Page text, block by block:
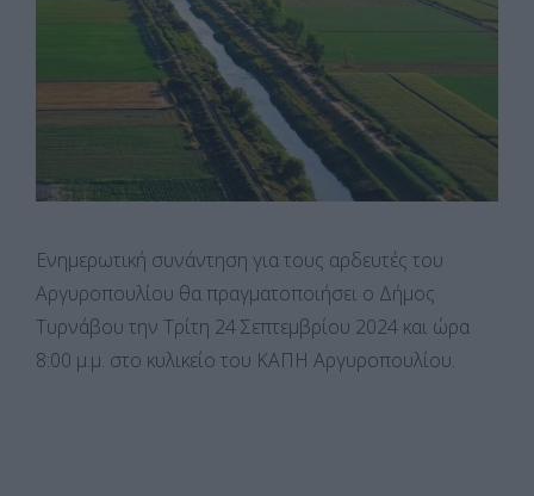
Ενημερωτική συνάντηση για τους αρδευτές του
Αργυροπουλίου θα πραγματοποιήσει ο Δήμος
Τυρνάβου την Τρίτη 24 Σεπτεμβρίου 2024 και ώρα
8:00 μ.μ. στο κυλικείο του ΚΑΠΗ Αργυροπουλίου.